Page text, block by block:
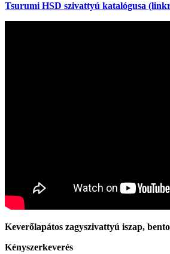
Tsurumi HSD szivattyú katalógusa
Keverőlapátos zagyszivattyú iszap,
Kényszerkeverés